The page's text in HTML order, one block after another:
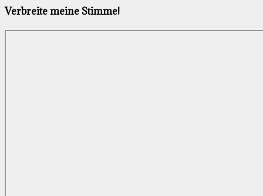
Verbreite meine Stimme!